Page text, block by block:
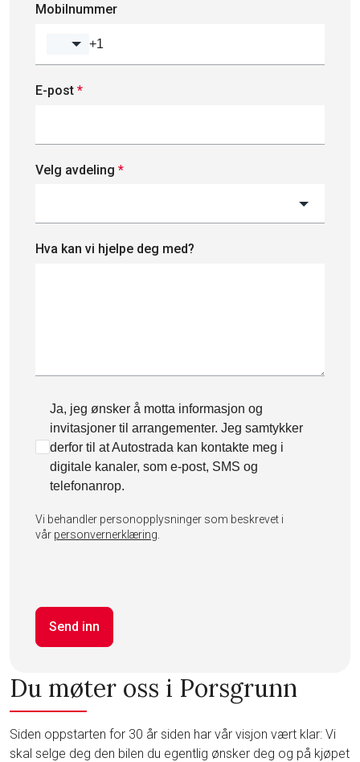
Mobilnummer
E-post *
Velg avdeling *
Hva kan vi hjelpe deg med?
Ja, jeg ønsker å motta informasjon og
invitasjoner til arrangementer. Jeg samtykker
derfor til at Autostrada kan kontakte meg i
digitale kanaler, som e-post, SMS og
telefonanrop.
Vi behandler personopplysninger som beskrevet i
vår personvernerklæring
Send inn
Du møter oss i Porsgrunn
Siden oppstarten for 30 år siden har vår visjon vært klar: Vi
skal selge deg den bilen du egentlig ønsker deg og på kjøpet